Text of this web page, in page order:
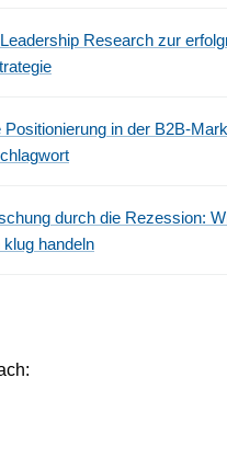
Research zur
Positionierung in der B2B-
durch die Rezession:
klug handeln